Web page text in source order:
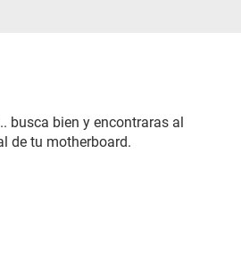
busca bien y encontraras al
de tu motherboard.